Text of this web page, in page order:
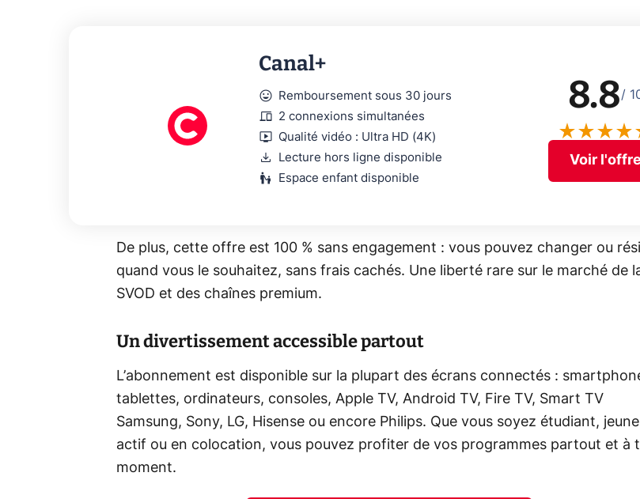
Canal+
mood Remboursement sous 30 jours
devices 2 connexions simultanées
live_tv Qualité vidéo : Ultra HD (4K)
download Lecture hors ligne disponible
escalator_warning Espace enfant disponible
8.8/
Voir l'offre
De plus, cette offre est 100 % sans engagement : vous pouvez changer ou
quand vous le souhaitez, sans frais cachés. Une liberté rare sur le marché de
SVOD et des chaînes premium.
Un divertissement accessible partout
L’abonnement est disponible sur la plupart des écrans connectés :
tablettes, ordinateurs, consoles, Apple TV, Android TV, Fire TV, Smart TV
Samsung, Sony, LG, Hisense ou encore Philips. Que vous soyez étudiant, jeune
actif ou en colocation, vous pouvez profiter de vos programmes partout et à
moment.